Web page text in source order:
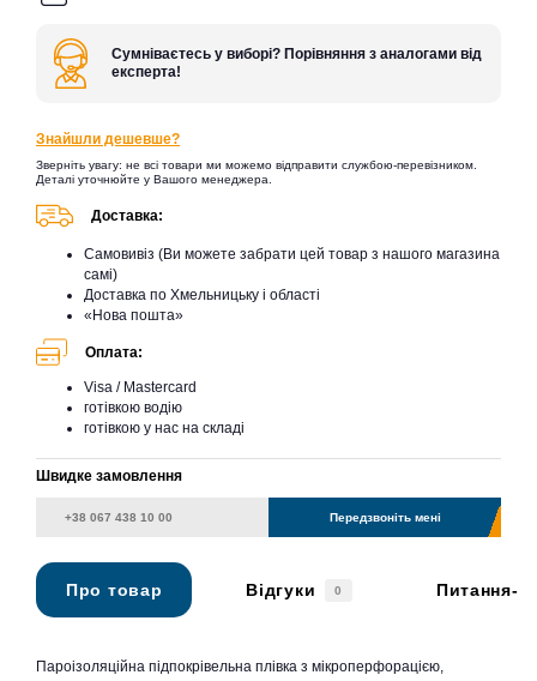
Сумніваєтесь у виборі? Порівняння з аналогами від
експерта!
Знайшли дешевше?
Зверніть увагу: не всі товари ми можемо відправити службою-перевізником.
Деталі уточнюйте у Вашого менеджера.
Доставка:
Самовивіз (Ви можете забрати цей товар з нашого магазина
самі)
Доставка по Хмельницьку і області
«Нова пошта»
Оплата:
Visa / Mastercard
готівкою водію
готівкою у нас на складі
Швидке замовлення
Передзвоніть мені
Про товар Відгуки 0 Питання-
Пароізоляційна підпокрівельна плівка з мікроперфорацією,